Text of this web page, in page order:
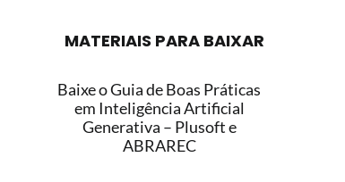
MATERIAIS PARA BAIXAR
Baixe o Guia de Boas Práticas
em Inteligência Artificial
Generativa – Plusoft e
ABRAREC